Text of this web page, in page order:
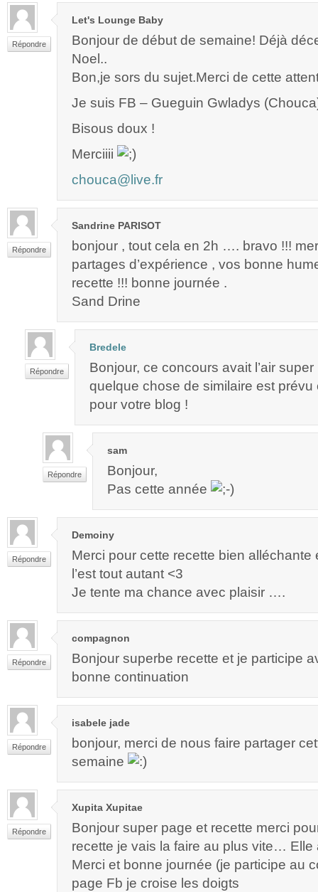
Répondre
Let's Lounge Baby
Bonjour de début de semaine! Déjà
Noel..
Bon,je sors du sujet.Merci de cette
Je suis FB – Gueguin Gwladys
Bisous doux !
Merciiii
chouca@live.fr
Répondre
Sandrine PARISOT
bonjour , tout cela en 2h …. bravo !!!
partages d’expérience , vos bonne
recette !!! bonne journée .
Sand Drine
Répondre
Bredele
Bonjour, ce concours avait l’air
quelque chose de similaire est
pour votre blog !
Répondre
sam
Bonjour,
Pas cette année
Répondre
Demoiny
Merci pour cette recette bien alléchante
l’est tout autant <3
Je tente ma chance avec plaisir ….
Répondre
compagnon
Bonjour superbe recette et je participe
bonne continuation
Répondre
isabele jade
bonjour, merci de nous faire partager
semaine
Répondre
Xupita Xupitae
Bonjour super page et recette merci
recette je vais la faire au plus vite… Elle
Merci et bonne journée (je participe au
page Fb je croise les doigts